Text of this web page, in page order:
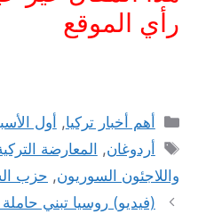
رأي الموقع
التصنيفات
أهم أخبار تركيا,
أول
الوسوم
أردوغان, المعارضة
واللاجئون السوريون, حزب
(فيديو) روسيا تبني